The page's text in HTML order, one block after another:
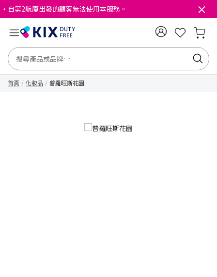
・自第2航廈出發的顧客無法使用本服務。
首頁 化妝品 普羅旺斯花園